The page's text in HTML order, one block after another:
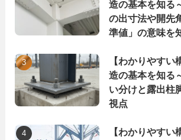
造の基本を知る
の出寸法や開先
準値」の意味を
【わかりやすい
造の基本を知る
い分けと露出柱
視点
【わかりやすい